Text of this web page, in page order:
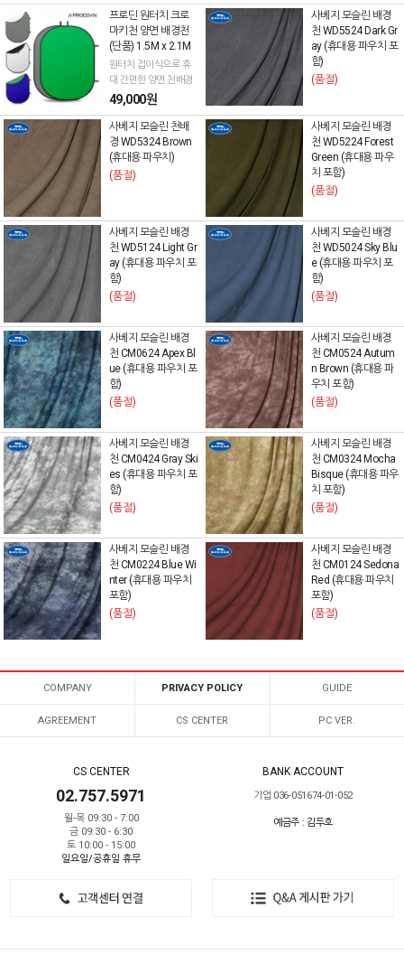
프로딘 원터치 크로
마키천 양면 배경천
(단품) 1.5M x 2.1M
원터치 접이식으로 휴
대 간편한 양면 천배경
49,000원
사베지 모슬린 배경
천 WD5524 Dark Gr
ay (휴대용 파우치 포
함)
(품절)
사베지 모슬린 천배
경 WD5324 Brown
(휴대용 파우치)
(품절)
사베지 모슬린 배경
천 WD5224 Forest
Green (휴대용 파우
치 포함)
(품절)
사베지 모슬린 배경
천 WD5124 Light Gr
ay (휴대용 파우치 포
함)
(품절)
사베지 모슬린 배경
천 WD5024 Sky Blu
e (휴대용 파우치 포
함)
(품절)
사베지 모슬린 배경
천 CM0624 Apex Bl
ue (휴대용 파우치 포
함)
(품절)
사베지 모슬린 배경
천 CM0524 Autum
n Brown (휴대용 파
우치 포함)
(품절)
사베지 모슬린 배경
천 CM0424 Gray Ski
es (휴대용 파우치 포
함)
(품절)
사베지 모슬린 배경
천 CM0324 Mocha
Bisque (휴대용 파우
치 포함)
(품절)
사베지 모슬린 배경
천 CM0224 Blue Wi
nter (휴대용 파우치
포함)
(품절)
사베지 모슬린 배경
천 CM0124 Sedona
Red (휴대용 파우치
포함)
(품절)
COMPANY PRIVACY POLICY GUIDE
AGREEMENT CS CENTER PC VER.
CS CENTER
02.757.5971
월-목 09:30 - 7:00
금 09:30 - 6:30
토 10:00 - 15:00
일요일/공휴일 휴무
BANK ACCOUNT
기업 036-051674-01-052
예금주 : 김두호